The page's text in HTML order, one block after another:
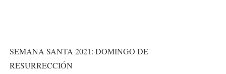
SEMANA SANTA 2021: DOMINGO DE
RESURRECCIÓN